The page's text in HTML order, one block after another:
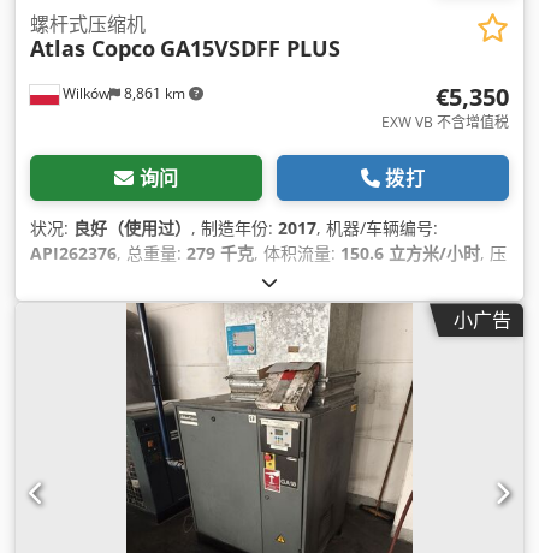
Wilków 8,861 km
螺杆式压缩机
Atlas Copco GA15VSDFF PLUS
€5,350
EXW VB 不含增值税
询问 拨打
状况: 良好（使用过） , 制造年份: 2017, 机器/车辆编号:
API262376, 总重量: 279 千克, 体积流量: 150.6 立方米/小时, 压
冷冻式干燥机, 铭牌可用
小广告